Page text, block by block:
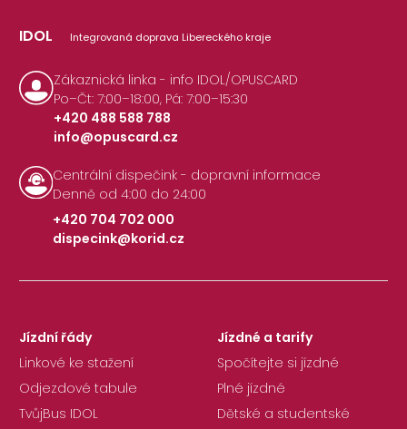
IDOL Integrovaná doprava Libereckého kraje
Zákaznická linka - info IDOL/OPUSCARD
Po–Čt: 7:00–18:00, Pá: 7:00–15:30
+420 488 588 788
|
info@opuscard.cz
Centrální dispečink - dopravní informace
Denně od 4:00 do 24:00
+420 704 702 000
|
dispecink@korid.cz
Jízdní řády
Linkové ke stažení
Odjezdové tabule
TvůjBus IDOL
Jízdné a tarify
Spočítejte si jízdné
Plné jízdné
Dětské a studentské